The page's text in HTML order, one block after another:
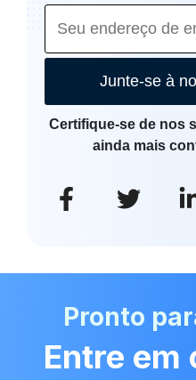
Junte-se à
Certifique-se de nos
ainda mais
Pronto
Entre em